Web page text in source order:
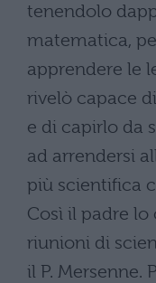
tenendolo
matematica,
apprendere le
rivelò capace
e di capirlo da
ad arrendersi
più scientifica
Così il padre
riunioni di
il P. Mersenne.